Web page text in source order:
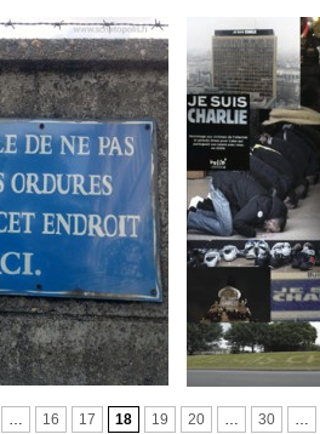
… 16 17 18 19 20 … 30
…